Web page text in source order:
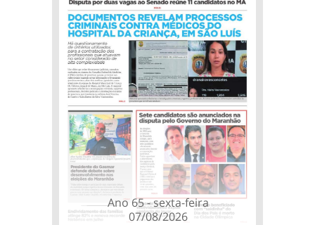
Ano 65 - sexta-feira
07/08/2026